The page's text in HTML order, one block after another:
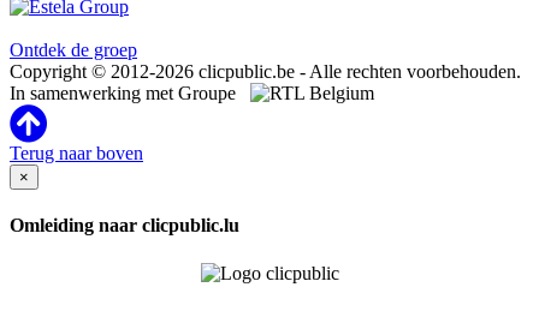
Ontdek de groep
Copyright © 2012-2026 clicpublic.be - Alle rechten voorbehouden.
In samenwerking met Groupe
Terug naar boven
×
Omleiding naar clicpublic.lu